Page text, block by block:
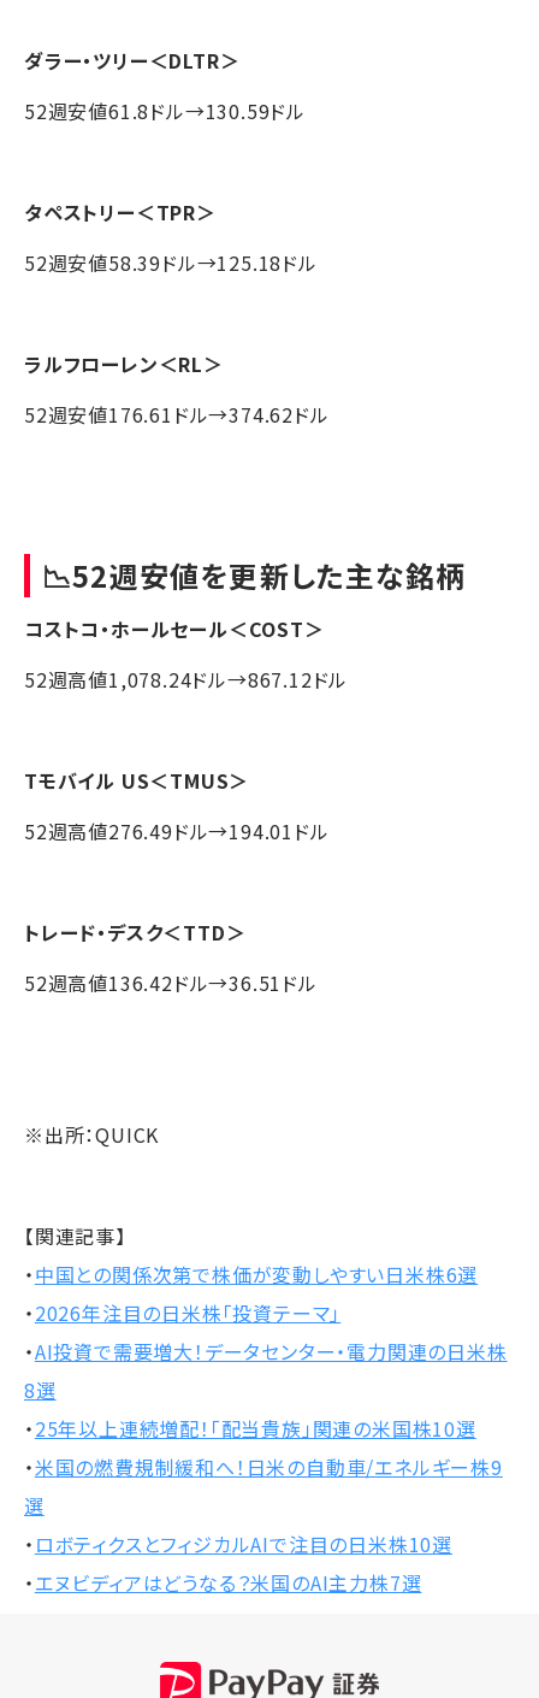
ダラー・ツリー＜DLTR＞
52週安値61.8ドル→130.59ドル
タペストリー＜TPR＞
52週安値58.39ドル→125.18ドル
ラルフローレン＜RL＞
52週安値176.61ドル→374.62ドル
📉52週安値を更新した主な銘柄
コストコ・ホールセール＜COST＞
52週高値1,078.24ドル→867.12ドル
Tモバイル US＜TMUS＞
52週高値276.49ドル→194.01ドル
トレード・デスク＜TTD＞
52週高値136.42ドル→36.51ドル
※出所：QUICK
【関連記事】
・中国との関係次第で株価が変動しやすい日米株6選
・2026年注目の日米株「投資テーマ」
・AI投資で需要増大！データセンター・電力関連の日米株
8選
・25年以上連続増配！「配当貴族」関連の米国株10選
・米国の燃費規制緩和へ！日米の自動車/エネルギー株9
選
・ ロボティクスとフィジカルAIで注目の日米株10選
・エヌビディアはどうなる？米国のAI主力株7選